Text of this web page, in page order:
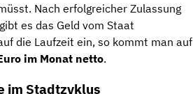
Nach erfolgreicher Zulassung
es das Geld vom Staat
die Laufzeit ein, so kommt man auf
im Monat netto.
im Stadtzyklus